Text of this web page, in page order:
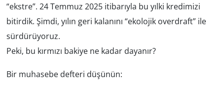
“ekstre”. 24 Temmuz 2025 itibarıyla bu yılki kredimizi
bitirdik. Şimdi, yılın geri kalanını “ekolojik overdraft” ile
sürdürüyoruz.
Peki, bu kırmızı bakiye ne kadar dayanır?
Bir muhasebe defteri düşünün:
MAGAZİN
POLİTİKA